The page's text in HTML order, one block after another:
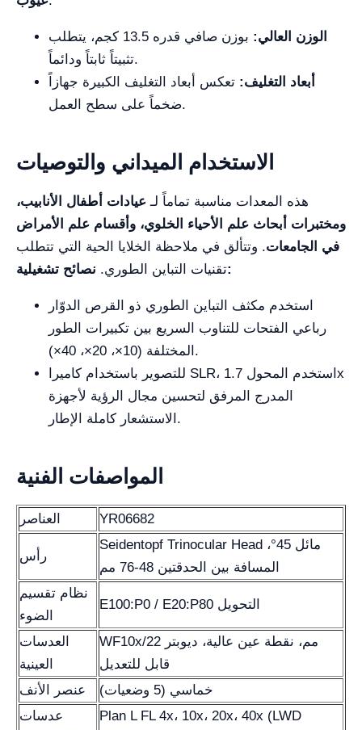
الوزن العالي:
بوزن صافي قدره 13.5 كجم، يتطلب
تثبيتاً ثابتاً ودائماً.
أبعاد التغليف: تعكس أبعاد التغليف الكبيرة جهازاً
ضخماً على سطح العمل.
الاستخدام الميداني والتوصيات
هذه المعدات مناسبة تماماً لـ عيادات أطفال الأنابيب،
ومختبرات أبحاث علم الأحياء الخلوي، وأقسام علم الأمراض
في الجامعات. وتتألق في ملاحظة الخلايا الحية التي تتطلب
تقنيات التباين الطوري.نصائح تشغيلية:
استخدم مكثف التباين الطوري ذو القرص الدوّار
رباعي الفتحات للتناوب السريع بين تكبيرات الطور
المختلفة (10×، 20×، 40×).
للتصوير باستخدام كاميرا SLR، استخدم المحول 1.7x
المدرج المرفق لتحسين مجال الرؤية لأجهزة
الاستشعار كاملة الإطار.
المواصفات الفنية
العناصر YR06682
رأس
Seidentopf Trinocular Head مائل 45°،
المسافة بين الحدقتين 48-76 مم
نظام تقسيم
الضوء
E100:P0 / E20:P80 التحويل
العدسات
العينية
WF10x/22 مم، نقطة عين عالية، ديوبتر
قابل للتعديل
عنصر الأنف
خماسي (5 وضعيات)
عدسات
Plan L FL 4x، 10x، 20x، 40x (LWD